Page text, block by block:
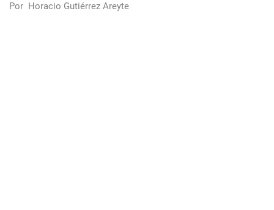
Por Horacio Gutiérrez Areyte